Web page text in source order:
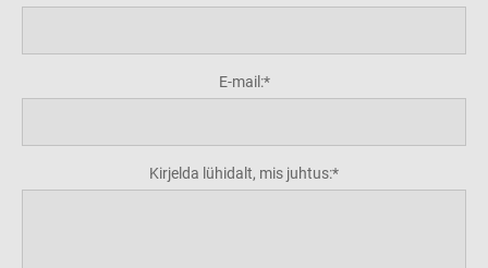
E-mail:
Kirjelda lühidalt, mis juhtus: